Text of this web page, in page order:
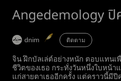
Angedemology ปิ
dnim ติดตาม
จิน ฝึกบัลเล่ต์อย่างหนัก ตอบแทนเ
ชีวิตของเธอ กระทั่งวันหนึ่งใบหน้า
แก่สายตาเธออีกครั้ง แต่คราวนี้มี